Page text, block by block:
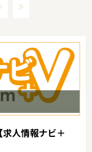
国から成り立つ現在の島
め多くの古い神社やお寺
リアです。 島根には、豊
継承され、都市部では失
豊かな人間関係が連綿と
整っています。
人情報ナビ＋